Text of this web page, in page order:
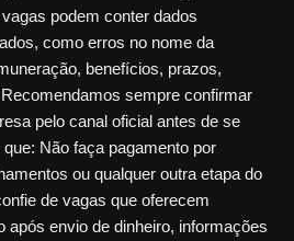
podem conter dados
como erros no nome da
benefícios, prazos,
sempre confirmar
pelo canal oficial antes de se
Não faça pagamento por
ou qualquer outra etapa do
de vagas que oferecem
após envio de dinheiro, informações